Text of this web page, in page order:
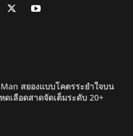
สยองแบบโคตรระยำใจบน
ดเลือดสาดจัดเต็มระดับ 20+